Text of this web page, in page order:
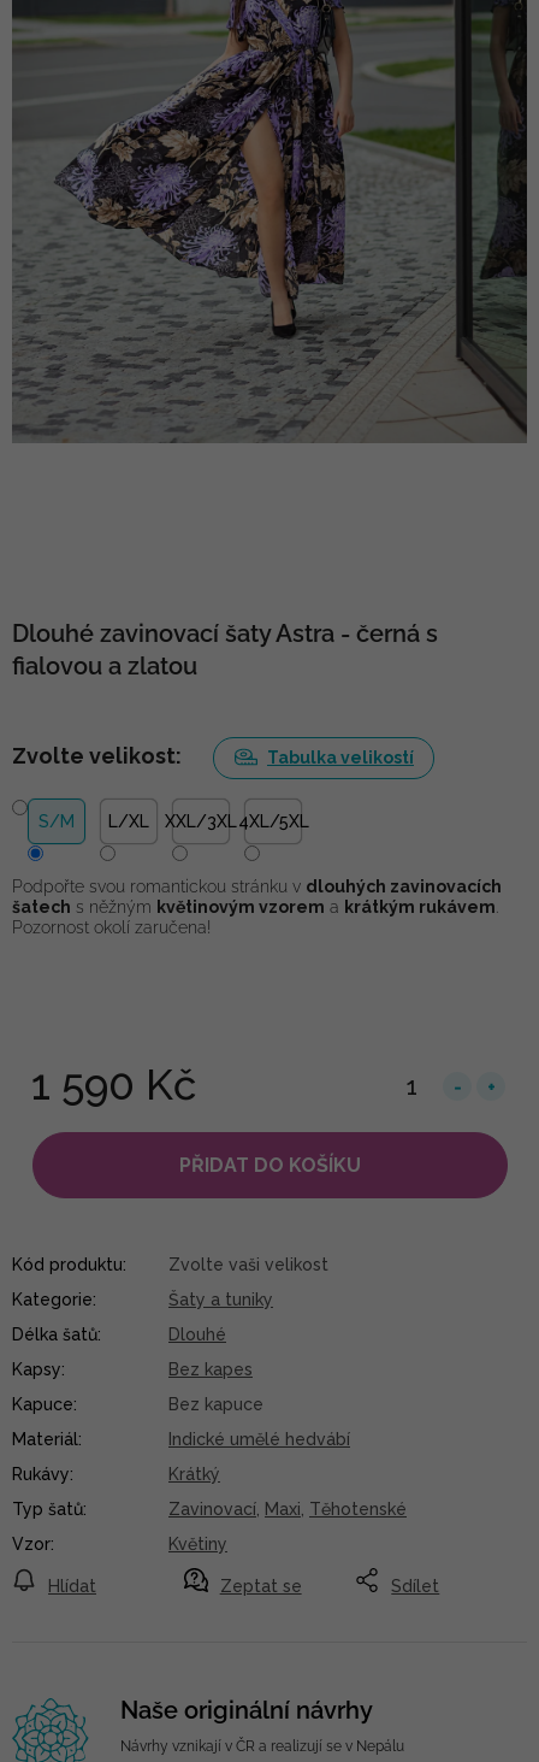
Dlouhé zavinovací šaty Astra - černá s
fialovou a zlatou
1 590 Kč
PŘIDAT DO KOŠÍKU
Zvolte velikost: Tabulka velikostí
S/M L/XL XXL/3XL 4XL/5XL
Podpořte svou romantickou stránku v dlouhých zavinovacích
šatech s něžným květinovým vzorem a krátkým rukávem
Pozornost okolí zaručena!
Zeptat se
Hlídat Sdílet
Kód produktu:
Zvolte vaši velikost
Kategorie:
Šaty a tuniky
Délka šatů:
Dlouhé
Kapsy:
Bez kapes
Kapuce:
Bez kapuce
Materiál:
Indické umělé hedvábí
Rukávy:
Krátký
Typ šatů: Zavinovací Maxi Těhotenské
Vzor: Květiny
Naše originální návrhy
Návrhy vznikají v ČR a realizují se v Nepálu